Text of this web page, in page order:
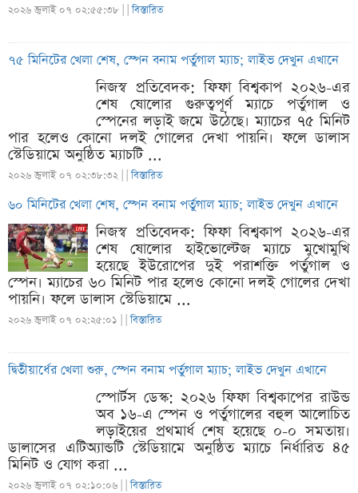
২০২৬ জুলাই ০৭ ০২:৫৫:৩৮ | |বিস্তারিত
৭৫ মিনিটের খেলা শেষ, স্পেন বনাম পর্তুগাল ম্যাচ; লাইভ দেখুন এখানে
নিজস্ব প্রতিবেদক: ফিফা বিশ্বকাপ ২০২৬-এর
শেষ ষোলোর গুরুত্বপূর্ণ ম্যাচে পর্তুগাল ও
স্পেনের লড়াই জমে উঠেছে। ম্যাচের ৭৫ মিনিট
পার হলেও কোনো দলই গোলের দেখা পায়নি। ফলে ডালাস
স্টেডিয়ামে অনুষ্ঠিত ম্যাচটি ...
২০২৬ জুলাই ০৭ ০২:৩৮:৩২ | |বিস্তারিত
৬০ মিনিটের খেলা শেষ, স্পেন বনাম পর্তুগাল ম্যাচ; লাইভ দেখুন এখানে
নিজস্ব প্রতিবেদক: ফিফা বিশ্বকাপ ২০২৬-এর
শেষ ষোলোর হাইভোল্টেজ ম্যাচে মুখোমুখি
হয়েছে ইউরোপের দুই পরাশক্তি পর্তুগাল ও
স্পেন। ম্যাচের ৬০ মিনিট পার হলেও কোনো দলই গোলের দেখা
পায়নি। ফলে ডালাস স্টেডিয়ামে ...
২০২৬ জুলাই ০৭ ০২:২৫:০১ | |বিস্তারিত
দ্বিতীয়ার্ধের খেলা শুরু, স্পেন বনাম পর্তুগাল ম্যাচ; লাইভ দেখুন এখানে
স্পোর্টস ডেস্ক: ২০২৬ ফিফা বিশ্বকাপের রাউন্ড
অব ১৬-এ স্পেন ও পর্তুগালের বহুল আলোচিত
লড়াইয়ের প্রথমার্ধ শেষ হয়েছে ০-০ সমতায়।
ডালাসের এটিঅ্যান্ডটি স্টেডিয়ামে অনুষ্ঠিত ম্যাচে নির্ধারিত ৪৫
মিনিট ও যোগ করা ...
২০২৬ জুলাই ০৭ ০২:১০:০৬ | |বিস্তারিত